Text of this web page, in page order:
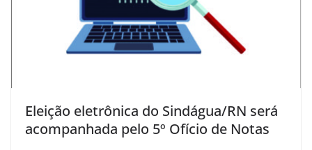
Eleição eletrônica do Sindágua/RN será
acompanhada pelo 5º Ofício de Notas